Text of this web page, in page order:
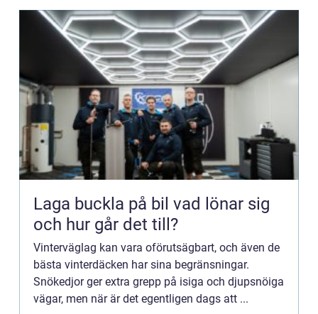
Laga buckla på bil vad lönar sig
och hur går det till?
Vinterväglag kan vara oförutsägbart, och även de
bästa vinterdäcken har sina begränsningar.
Snökedjor ger extra grepp på isiga och djupsnöiga
vägar, men när är det egentligen dags att ...